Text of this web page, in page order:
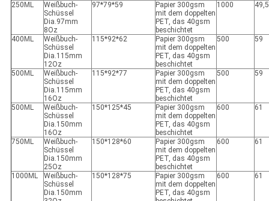
250ML
Weißbuch-
Schüssel
Dia.97mm
8Oz
97*79*59
Papier 300gsm
mit dem doppelten
PET, das 40gsm
beschichtet
1000 49,5
400ML
Weißbuch-
Schüssel
Dia.115mm
12Oz
115*92*62
Papier 300gsm
mit dem doppelten
PET, das 40gsm
beschichtet
500 59
500ML
Weißbuch-
Schüssel
Dia.115mm
16Oz
115*92*77
Papier 300gsm
mit dem doppelten
PET, das 40gsm
beschichtet
500 59
500ML
Weißbuch-
Schüssel
Dia.150mm
16Oz
150*125*45
Papier 300gsm
mit dem doppelten
PET, das 40gsm
beschichtet
600 61
750ML
Weißbuch-
Schüssel
Dia.150mm
25Oz
150*128*60
Papier 300gsm
mit dem doppelten
PET, das 40gsm
beschichtet
600 61
1000ML
Weißbuch-
Schüssel
Dia.150mm
150*128*75
Papier 300gsm
mit dem doppelten
PET, das 40gsm
600 61